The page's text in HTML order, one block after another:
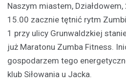
Naszym miastem,
15.00 zacznie tętnić rytm
1 przy ulicy Grunwaldzkiej
już Maratonu Zumba Fitness.
gospodarzem tego
klub Siłowania u Jacka.